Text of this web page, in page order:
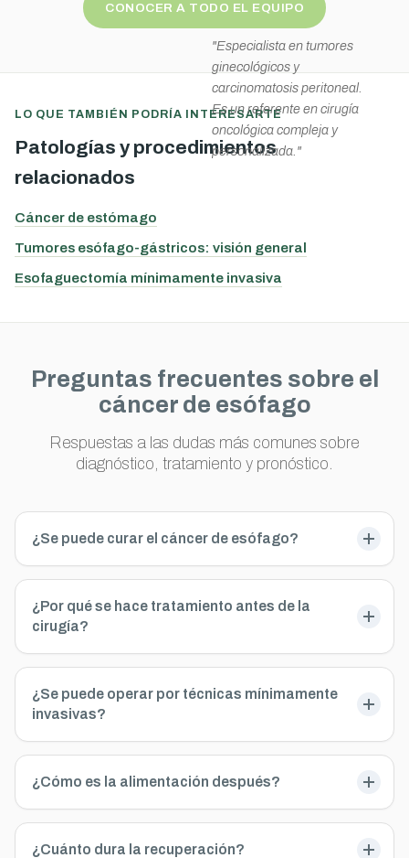
"Especialista en tumores
ginecológicos y
carcinomatosis peritoneal.
Es un referente en cirugía
oncológica compleja y
personalizada."
CONOCER A TODO EL EQUIPO
LO QUE TAMBIÉN PODRÍA INTERESARTE
Patologías y procedimientos
relacionados
Cáncer de estómago
Tumores esófago-gástricos: visión general
Esofaguectomía mínimamente invasiva
Preguntas frecuentes sobre el
cáncer de esófago
Respuestas a las dudas más comunes sobre
diagnóstico, tratamiento y pronóstico.
¿Se puede curar el cáncer de esófago?
¿Por qué se hace tratamiento antes de la
cirugía?
¿Se puede operar por técnicas mínimamente
invasivas?
¿Cómo es la alimentación después?
¿Cuánto dura la recuperación?